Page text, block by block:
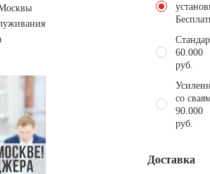
60.000
руб.
со
90.000
руб.
Доставка